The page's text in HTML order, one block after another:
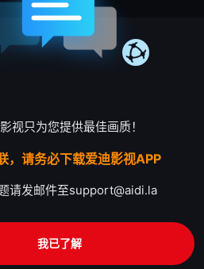
视只为您提供最佳画质！
，请务必下载爱迪影视APP
请发邮件至support@aidi.la
我已了解